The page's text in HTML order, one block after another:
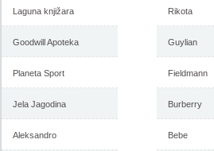
Laguna knjižara
Goodwill Apoteka
Planeta Sport
Jela Jagodina
Aleksandro
Rikota
Guylian
Fieldmann
Burberry
Bebe